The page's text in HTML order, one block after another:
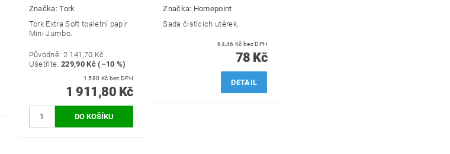
Značka:Tork
Tork Extra Soft toaletní papír
Mini Jumbo.
Původně: 2 141,70 Kč
Ušetříte:229,90 Kč (–10 %)
1 580 Kč bez DPH
1 911,80 Kč
Značka: Homepoint
Sada čistících utěrek.
64,46 Kč bez DPH
78 Kč
DETAIL